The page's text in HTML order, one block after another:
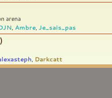
arena
Ambre Je_sais_pas
Darkcatt